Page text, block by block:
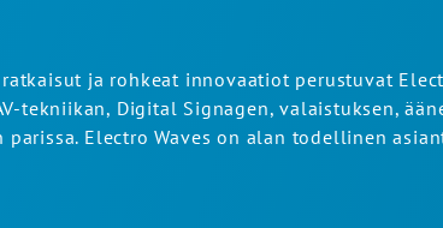
ja rohkeat innovaatiot perustuvat
tekniikan, Digital Signagen, valaistuksen,
parissa. Electro Waves on alan todellinen